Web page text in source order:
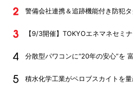
警備会社連携＆追跡機能付き防犯
【9/3開催】TOKYOエネマネセミ
分散型パワコンに“20年の安心”を
積水化学工業がペロブスカイトを